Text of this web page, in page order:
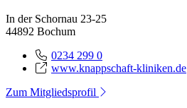
In der Schornau 23-25
44892 Bochum
0234 299 0
www.knappschaft-kliniken.de
Zum Mitgliedsprofil